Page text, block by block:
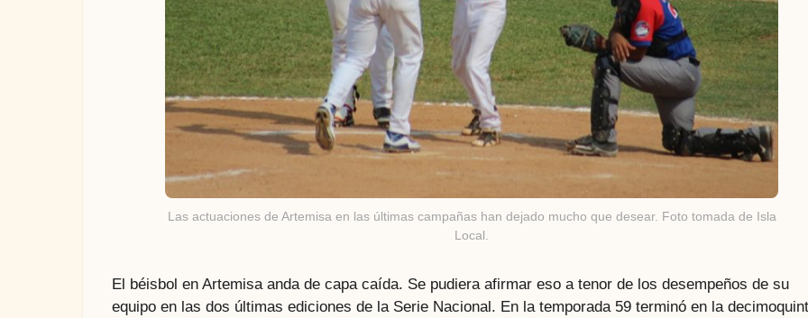
Las actuaciones de Artemisa en las últimas campañas han dejado mucho que desear. Foto tomada de Isla
Local.
El béisbol en Artemisa anda de capa caída. Se pudiera afirmar eso a tenor de los desempeños de su
equipo en las dos últimas ediciones de la Serie Nacional. En la temporada 59 terminó en la